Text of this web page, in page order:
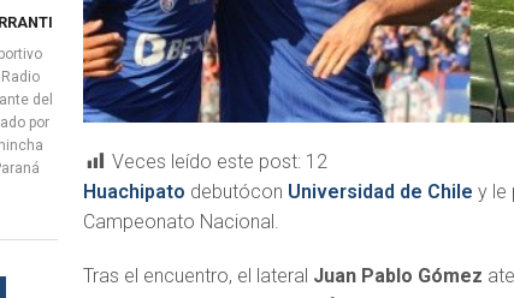
Veces leído este post: 12
Huachipato debutócon Universidad de Chile y le
Campeonato Nacional.
Tras el encuentro, el lateral Juan Pablo Gómez
del
por